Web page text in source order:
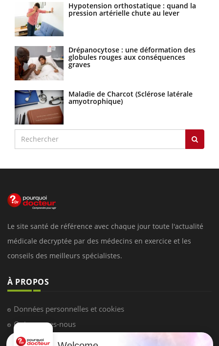
Hypotension orthostatique : quand la
pression artérielle chute au lever
Drépanocytose : une déformation des
globules rouges aux conséquences
graves
Maladie de Charcot (Sclérose latérale
amyotrophique)
Le site santé de référence avec chaque jour toute l'actualité
médicale decryptée par des médecins en exercice et les
conseils des meilleurs spécialistes.
À PROPOS
Données personnelles et cookies
Qui sommes-nous
Conditions d'utilisation